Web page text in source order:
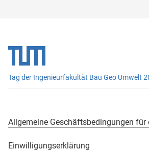
Tag der Ingenieurfakultät Bau Geo Umwelt
Allgemeine Geschäftsbedingungen für
Einwilligungserklärung